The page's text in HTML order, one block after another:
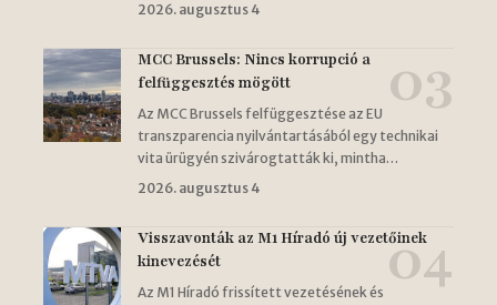
2026. augusztus 4
MCC Brussels: Nincs korrupció a
felfüggesztés mögött
Az MCC Brussels felfüggesztése az EU
transzparencia nyilvántartásából egy technikai
vita ürügyén szivárogtatták ki, mintha…
2026. augusztus 4
Visszavonták az M1 Híradó új vezetőinek
kinevezését
Az M1 Híradó frissített vezetésének és